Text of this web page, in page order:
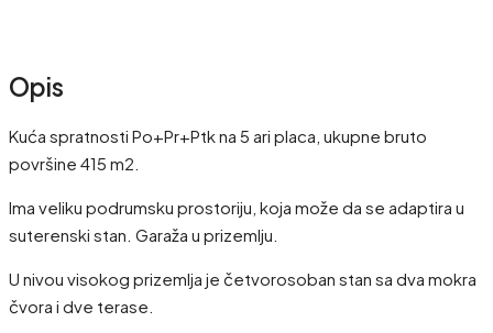
Opis
Kuća spratnosti Po+Pr+Ptk na 5 ari placa, ukupne bruto
površine 415 m2.
Ima veliku podrumsku prostoriju, koja može da se adaptira u
suterenski stan. Garaža u prizemlju.
U nivou visokog prizemlja je četvorosoban stan sa dva mokra
čvora i dve terase.